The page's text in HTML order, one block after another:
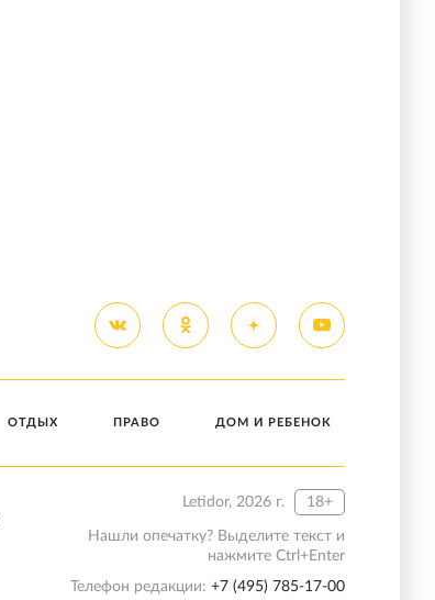
ОТДЫХ ПРАВО ДОМ И РЕБЕНОК
Letidor, 2026 г. 18+
Нашли опечатку? Выделите текст и
нажмите Ctrl+Enter
Телефон редакции: +7 (495) 785-17-00